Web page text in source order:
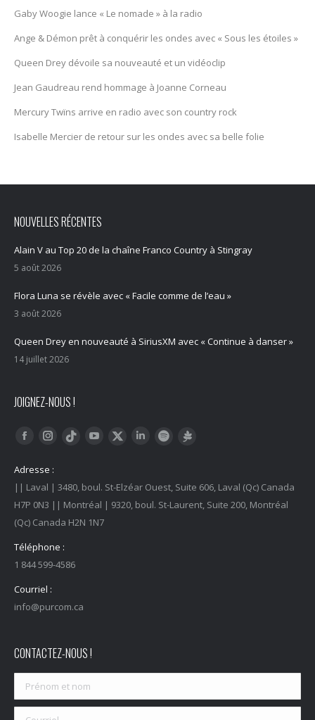
Gaby Woogie lance « Le nomade » à la radio
Ange & Démon prêt à conquérir les ondes avec « Sous les étoiles »
Queen Drey dévoile sa nouveauté et un vidéoclip
Jean Gaudreau rend hommage à Joanne Corneau
Mercury Twïns arrive en radio avec son country rock
Isabelle Mercier de retour sur les ondes avec sa belle folie
NOUVELLES RÉCENTES
Alain V au Top 20 de la chaîne Franco Country à Stingray
5 août 2026
Flora Luna se révèle avec « Facile comme de l’eau »
3 août 2026
Queen Drey en nouveauté à SiriusXM avec « Continue à danser »
14 juillet 2026
JOIGNEZ-NOUS !
Trouvez nous sur :
FacebookInstagram
Tiktok YouTubeTwitter LinkedInSpotify
Adresse :
|| Laval | 3480, boul. St-Elzéar Ouest, Suite 606, Laval (Qc) Canada
H7P 0N3 || Montréal | 9320, boul. St-Laurent, Suite 200, Montréal
(Qc) Canada H2N 1N7
Téléphone :
1 844 599-4586
Courriel :
info@purcom.ca
CONTACTEZ-NOUS !